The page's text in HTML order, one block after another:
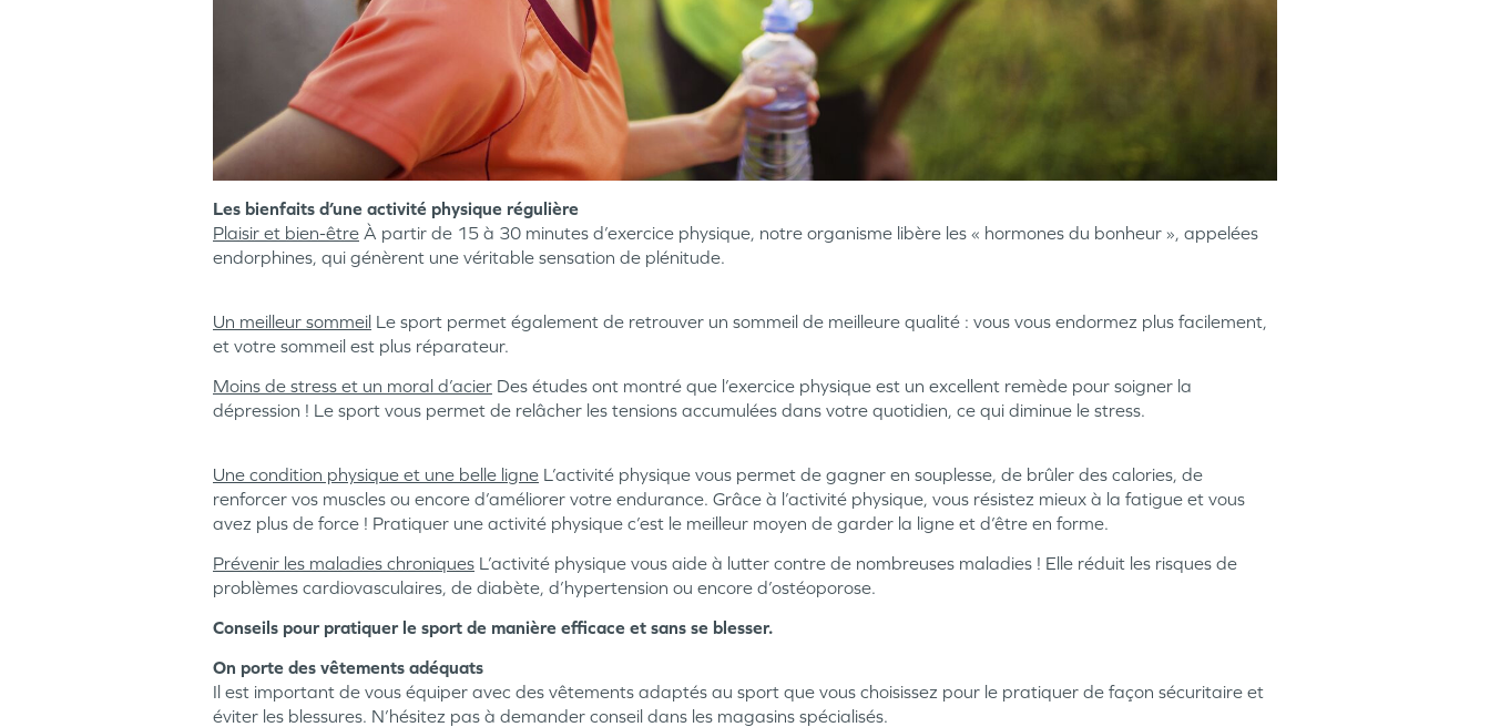
Les bienfaits d’une activité physique régulière
Plaisir et bien-être À partir de 15 à 30 minutes d’exercice physique, notre organisme libère les « hormones du bonheur », appelées
endorphines, qui génèrent une véritable sensation de plénitude.
Un meilleur sommeil Le sport permet également de retrouver un sommeil de meilleure qualité : vous vous endormez plus facilement,
et votre sommeil est plus réparateur.
Moins de stress et un moral d’acier Des études ont montré que l’exercice physique est un excellent remède pour soigner la
dépression ! Le sport vous permet de relâcher les tensions accumulées dans votre quotidien, ce qui diminue le stress.
Une condition physique et une belle ligne L’activité physique vous permet de gagner en souplesse, de brûler des calories, de
renforcer vos muscles ou encore d’améliorer votre endurance. Grâce à l’activité physique, vous résistez mieux à la fatigue et vous
avez plus de force ! Pratiquer une activité physique c’est le meilleur moyen de garder la ligne et d’être en forme.
Prévenir les maladies chroniques L’activité physique vous aide à lutter contre de nombreuses maladies ! Elle réduit les risques de
problèmes cardiovasculaires, de diabète, d’hypertension ou encore d’ostéoporose.
Conseils pour pratiquer le sport de manière efficace et sans se blesser.
On porte des vêtements adéquats
Il est important de vous équiper avec des vêtements adaptés au sport que vous choisissez pour le pratiquer de façon sécuritaire et
éviter les blessures. N’hésitez pas à demander conseil dans les magasins spécialisés.